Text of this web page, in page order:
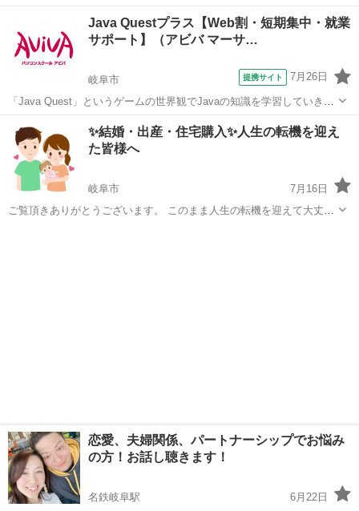
ます。 今あなたは自分らしく生きていますか？ 自分の可能性、輝き、
神聖さを思い出し、 唯一無二の大切な自分を生きる始まりの２日間✨
アデプトプログラム®...
心理学 アデプトプログラム
Java Questプラス【Web割・短期集中・就業
サポート】（アビバ マーサ…
岐阜市 提携サイト 7月26日
「Java Quest」というゲームの世界観でJavaの知識を学習していきま
す。難しい専門用語も身近な言葉に置き換えて解説するから初学者で
も安心です！ アビバのパソコン講座は全て、受講内容・ソフト・学習
の進め方などが自由に...
その他
✨結婚・出産・住宅購入✨人生の転機を迎え
た皆様へ
岐阜市
7月16日
ご覧頂きありがとうございます。 このまま人生の転機を迎えて大丈夫
恋愛、夫婦関係、パートナーシップでお悩み
の方！お話し聴きます！
名鉄岐阜駅
6月22日